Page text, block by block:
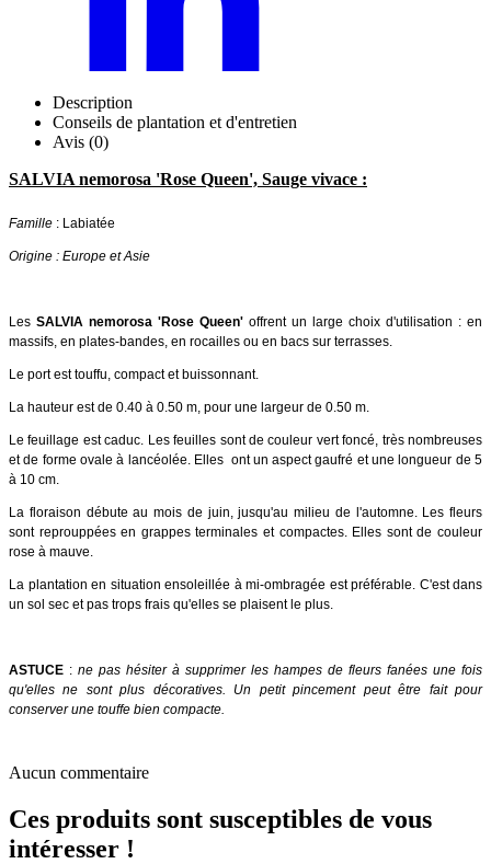
Description
Conseils de plantation et d'entretien
Avis (0)
SALVIA nemorosa 'Rose Queen', Sauge vivace :
Famille : Labiatée
Origine : Europe et Asie
Les SALVIA nemorosa 'Rose Queen' offrent un large choix d'utilisation : en
massifs, en plates-bandes, en rocailles ou en bacs sur terrasses.
Le port est touffu, compact et buissonnant.
La hauteur est de 0.40 à 0.50 m, pour une largeur de 0.50 m.
Le feuillage est caduc. Les feuilles sont de couleur vert foncé, très nombreuses
et de forme ovale à lancéolée. Elles ont un aspect gaufré et une longueur de 5
à 10 cm.
La floraison débute au mois de juin, jusqu'au milieu de l'automne. Les fleurs
sont reprouppées en grappes terminales et compactes. Elles sont de couleur
rose à mauve.
La plantation en situation ensoleillée à mi-ombragée est préférable. C'est dans
un sol sec et pas trops frais qu'elles se plaisent le plus.
ASTUCE : ne pas hésiter à supprimer les hampes de fleurs fanées une fois
qu'elles ne sont plus décoratives. Un petit pincement peut être fait pour
conserver une touffe bien compacte.
Aucun commentaire
Ces produits sont susceptibles de vous
intéresser !